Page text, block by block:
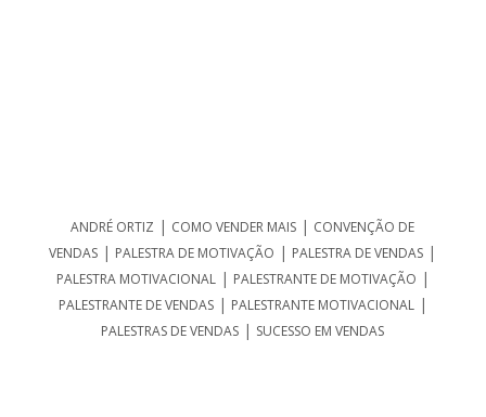
ANDRÉ ORTIZ | COMO VENDER MAIS | CONVENÇÃO DE
VENDAS | PALESTRA DE MOTIVAÇÃO | PALESTRA DE VENDAS |
PALESTRA MOTIVACIONAL| PALESTRANTE DE MOTIVAÇÃO |
PALESTRANTE DE VENDAS| PALESTRANTE MOTIVACIONAL|
PALESTRAS DE VENDAS | SUCESSO EM VENDAS